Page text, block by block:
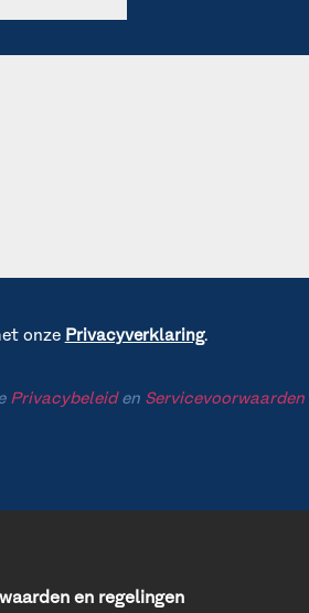
onze Privacyverklaring.
Privacybeleiden Servicevoorwaarden
en regelingen